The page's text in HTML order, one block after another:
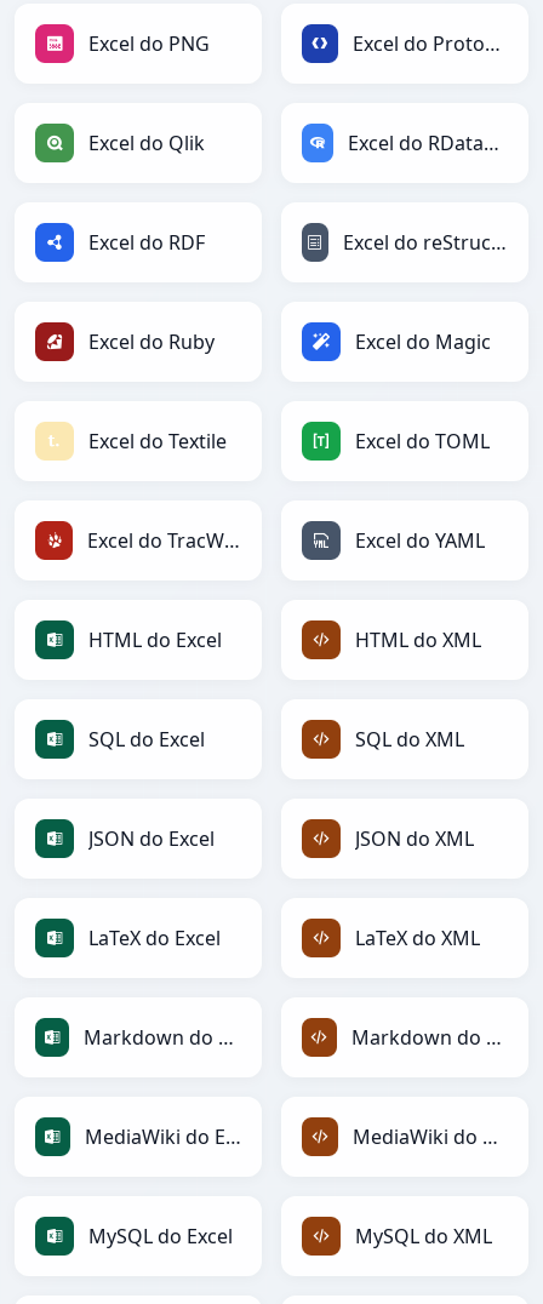
Excel do PNG Excel do Protobuf
Excel do Qlik Excel do RDataFrame
Excel do RDF Excel do reStructuredText
Excel do Ruby Excel do Magic
Excel do Textile Excel do TOML
Excel do TracWiki Excel do YAML
HTML do Excel HTML do XML
SQL do Excel SQL do XML
JSON do Excel JSON do XML
LaTeX do Excel LaTeX do XML
Markdown do Excel Markdown do XML
MediaWiki do Excel MediaWiki do XML
MySQL do Excel MySQL do XML